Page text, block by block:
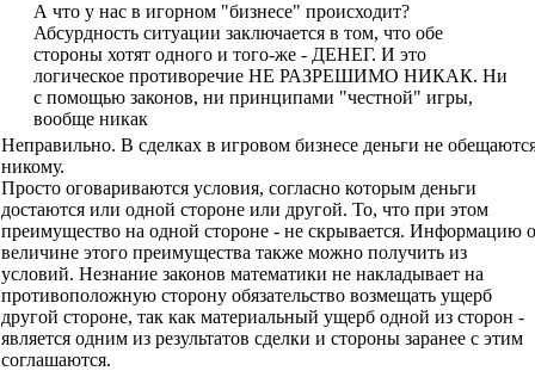
А что у нас в игорном "бизнесе" происходит?
Абсурдность ситуации заключается в том, что обе
стороны хотят одного и того-же - ДЕНЕГ. И это
логическое противоречие НЕ РАЗРЕШИМО НИКАК. Ни
с помощью законов, ни принципами "честной" игры,
вообще никак
Неправильно. В сделках в игровом бизнесе деньги не
никому.
Просто оговариваются условия, согласно которым деньги
достаются или одной стороне или другой. То, что при этом
преимущество на одной стороне - не скрывается. Информацию о
величине этого преимущества также можно получить из
условий. Незнание законов математики не накладывает на
противоположную сторону обязательство возмещать ущерб
другой стороне, так как материальный ущерб одной из сторон -
является одним из результатов сделки и стороны заранее с этим
соглашаются.